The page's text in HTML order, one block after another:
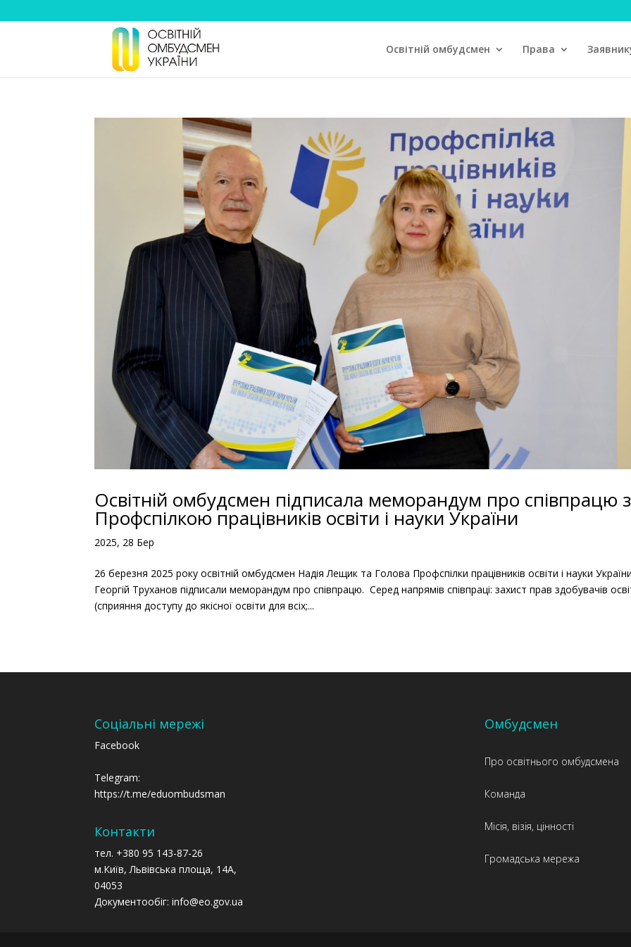
Освітній омбудсмен Права
Освітній омбудсмен підписала меморандум про співпрацю з
Профспілкою працівників освіти і науки України
2025, 28 Бер
26 березня 2025 року освітній омбудсмен Надія Лещик та Голова Профспілки працівників освіти і науки України
Георгій Труханов підписали меморандум про співпрацю. Серед напрямів співпраці: захист прав здобувачів
(сприяння доступу до якісної освіти для всіх;...
Соціальні мережі
Facebook
Telegram:
https://t.me/eduombudsman
Контакти
тел. +380 95 143-87-26
м.Київ, Львівська площа, 14А,
04053
Документообіг: info@eo.gov.ua
Омбудсмен
Про освітнього омбудсмена
Команда
Місія, візія, цінності
Громадська мережа